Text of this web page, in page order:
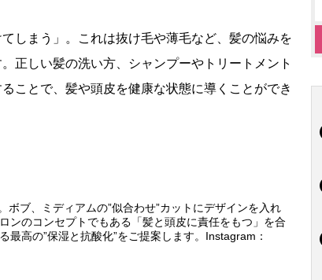
しまう」。これは抜け毛や薄毛など、髪の悩みを
正しい髪の洗い方、シャンプーやトリートメント
ことで、髪や頭皮を健康な状態に導くことができ
ボブ、ミディアムの”似合わせ”カットにデザインを入れ
ンのコンセプトでもある「髪と頭皮に責任をもつ」を合
最高の”保湿と抗酸化”をご提案します。Instagram：